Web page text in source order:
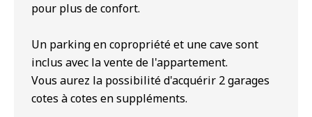
pour plus de confort.
Un parking en copropriété et une cave sont
inclus avec la vente de l'appartement.
Vous aurez la possibilité d'acquérir 2 garages
cotes à cotes en suppléments.